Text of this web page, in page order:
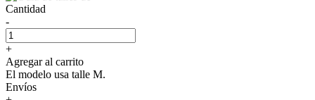
Cantidad
-
+
Agregar al carrito
El modelo usa talle M.
Envíos